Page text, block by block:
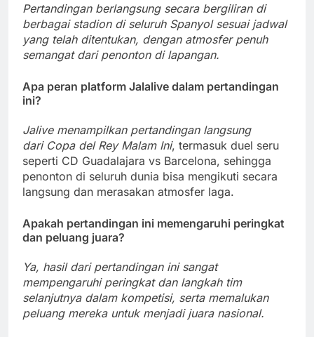
Pertandingan berlangsung secara bergiliran di
berbagai stadion di seluruh Spanyol sesuai jadwal
yang telah ditentukan, dengan atmosfer penuh
semangat dari penonton di lapangan.
Apa peran platform Jalalive dalam pertandingan
ini?
Jalive menampilkan pertandingan langsung
dari Copa del Rey Malam Ini, termasuk duel seru
seperti CD Guadalajara vs Barcelona, sehingga
penonton di seluruh dunia bisa mengikuti secara
langsung dan merasakan atmosfer laga.
Apakah pertandingan ini memengaruhi peringkat
dan peluang juara?
Ya, hasil dari pertandingan ini sangat
mempengaruhi peringkat dan langkah tim
selanjutnya dalam kompetisi, serta memalukan
peluang mereka untuk menjadi juara nasional.